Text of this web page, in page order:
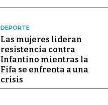
DEPORTE
Las mujeres lideran
resistencia contra
Infantino mientras la
Fifa se enfrenta a una
crisis